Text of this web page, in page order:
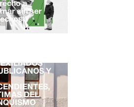
a
sin ser
Y
DEL